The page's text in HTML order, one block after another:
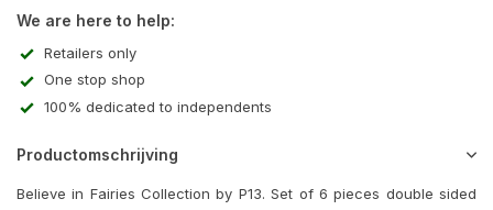
We are here to help:
Retailers only
One stop shop
100% dedicated to independents
Productomschrijving
Believe in Fairies Collection by P13. Set of 6 pieces double sided